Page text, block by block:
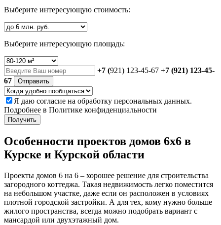
Выберите интересующую стоимость:
Выберите интересующую площадь:
+7 (921) 123-45-67 +7 (921) 123-45-
67
Отправить
Я даю согласие на обработку персональных данных.
Подробнее в Политике конфиденциальности
Получить
Особенности проектов домов 6х6 в
Курске и Курской области
Проекты домов 6 на 6 – хорошее решение для строительства
загородного коттеджа. Такая недвижимость легко поместится
на небольшом участке, даже если он расположен в условиях
плотной городской застройки. А для тех, кому нужно больше
жилого пространства, всегда можно подобрать вариант с
мансардой или двухэтажный дом.